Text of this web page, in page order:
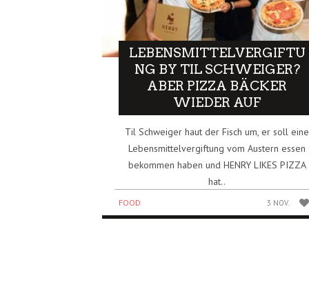
LEBENSMITTELVERGIFTU
NG BY TIL SCHWEIGER?
ABER PIZZA BÄCKER
WIEDER AUF
Til Schweiger haut der Fisch um, er soll eine
Lebensmittelvergiftung vom Austern essen
bekommen haben und HENRY LIKES PIZZA
hat..
FOOD 3 NOV.